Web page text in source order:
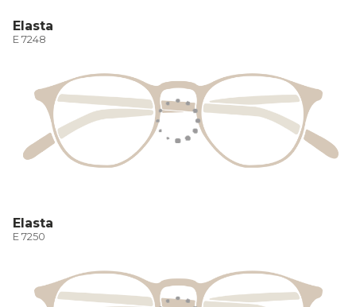
Elasta
E 7248
Elasta
E 7250